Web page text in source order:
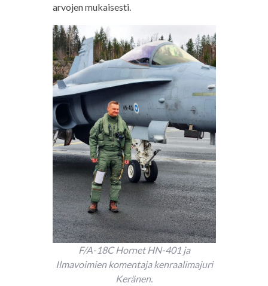
arvojen mukaisesti.
F/A-18C Hornet HN-401 ja
Ilmavoimien komentaja kenraalimajuri
Keränen.